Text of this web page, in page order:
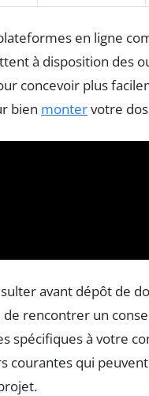
en ligne
à disposition des
concevoir plus
bien montervotre
avant dépôt de
de rencontrer un
spécifiques à votre
courantes qui